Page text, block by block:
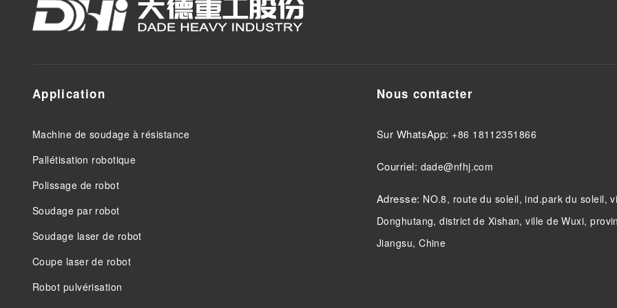
Application
Machine de soudage à résistance
Pallétisation robotique
Polissage de robot
Soudage par robot
Soudage laser de robot
Coupe laser de robot
Robot pulvérisation
Nous contacter
Sur WhatsApp: +86 18112351866
Courriel: dade@nfhj.com
Adresse: NO.8, route du soleil, ind.park du soleil,
Donghutang, district de Xishan, ville de Wuxi,
Jiangsu, Chine